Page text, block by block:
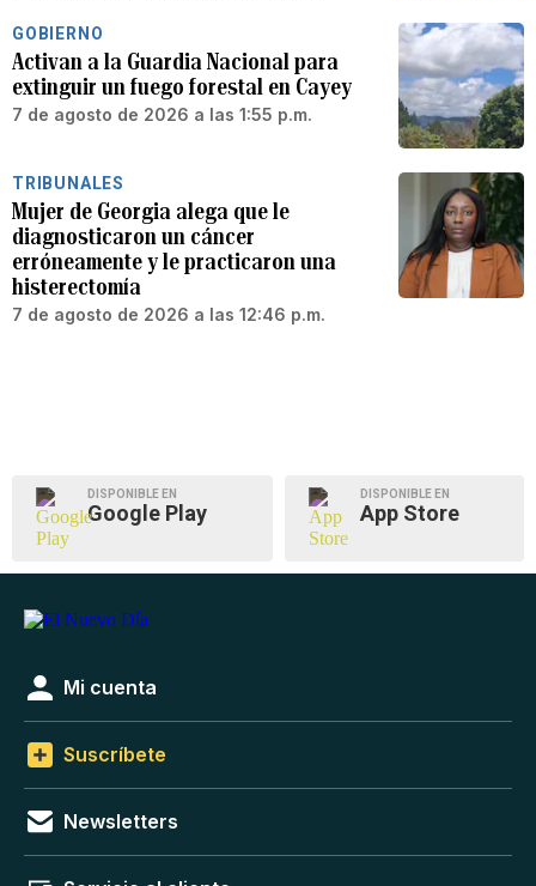
GOBIERNO
Activan a la Guardia Nacional para
extinguir un fuego forestal en Cayey
7 de agosto de 2026 a las 1:55 p.m.
TRIBUNALES
Mujer de Georgia alega que le
diagnosticaron un cáncer
erróneamente y le practicaron una
histerectomía
7 de agosto de 2026 a las 12:46 p.m.
DISPONIBLE EN
Google Play
DISPONIBLE EN
App Store
Mi cuenta
Suscríbete
Newsletters